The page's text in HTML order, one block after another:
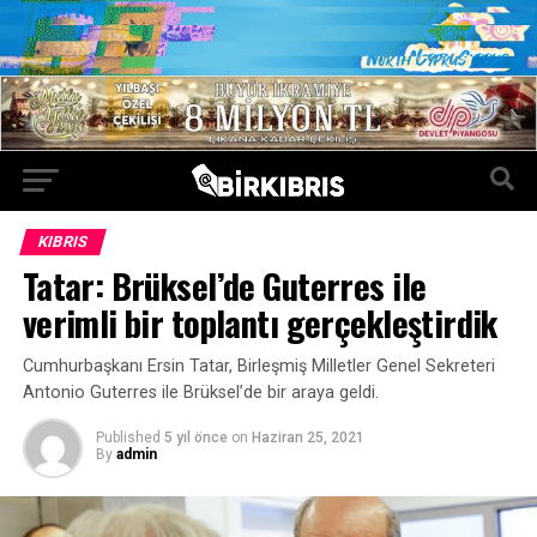
KIBRIS
Tatar: Brüksel’de Guterres ile
verimli bir toplantı gerçekleştirdik
Cumhurbaşkanı Ersin Tatar, Birleşmiş Milletler Genel Sekreteri
Antonio Guterres ile Brüksel’de bir araya geldi.
Published 5 yıl önce on Haziran 25, 2021
By admin